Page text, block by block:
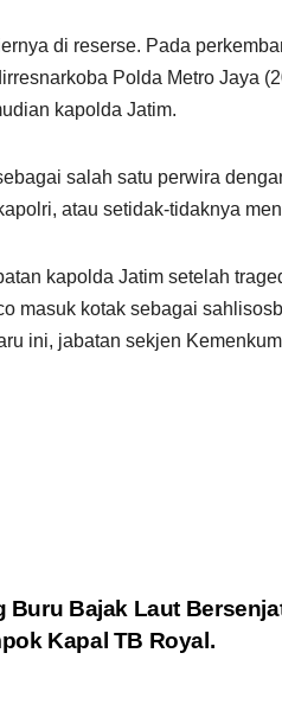
di reserse. Pada
Polda Metro Jaya
kapolda Jatim.
salah satu perwira
atau setidak-tidaknya
kapolda Jatim setelah
masuk kotak sebagai
ini, jabatan sekjen
Buru Bajak Laut
Kapal TB Royal.